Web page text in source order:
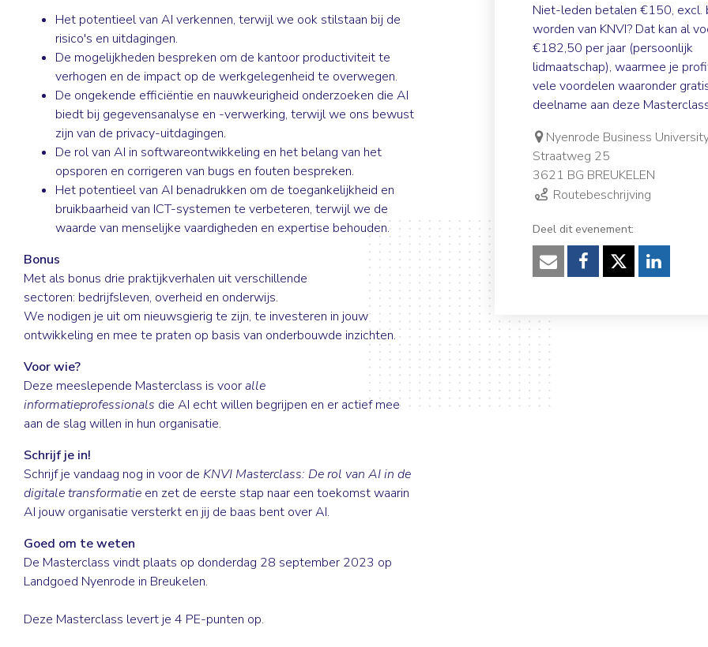
Het potentieel van AI verkennen, terwijl we ook stilstaan bij de
risico's en uitdagingen.
De mogelijkheden bespreken om de kantoor productiviteit te
verhogen en de impact op de werkgelegenheid te overwegen.
De ongekende efficiëntie en nauwkeurigheid onderzoeken die AI
biedt bij gegevensanalyse en -verwerking, terwijl we ons bewust
zijn van de privacy-uitdagingen.
De rol van AI in softwareontwikkeling en het belang van het
opsporen en corrigeren van bugs en fouten bespreken.
Het potentieel van AI benadrukken om de toegankelijkheid en
bruikbaarheid van ICT-systemen te verbeteren, terwijl we de
waarde van menselijke vaardigheden en expertise behouden.
Bonus
Met als bonus drie praktijkverhalen uit verschillende
sectoren: bedrijfsleven, overheid en onderwijs.
We nodigen je uit om nieuwsgierig te zijn, te investeren in jouw
ontwikkeling en mee te praten op basis van onderbouwde inzichten.
Voor wie?
Deze meeslepende Masterclass is vooralle
informatieprofessionals die AI echt willen begrijpen en er actief mee
aan de slag willen in hun organisatie.
Schrijf je in!
Schrijf je vandaag nog in voor de KNVI Masterclass: De rol van AI in de
digitale transformatie en zet de eerste stap naar een toekomst waarin
AI jouw organisatie versterkt en jij de baas bent over AI.
Goed om te weten
De Masterclass vindt plaats op donderdag 28 september 2023 op
Landgoed Nyenrode in Breukelen.
Deze Masterclass levert je 4 PE-punten op.
Niet-leden betalen €150,
worden van KNVI? Dat kan al
€182,50 per jaar (persoonlijk
lidmaatschap), waarmee je
vele voordelen waaronder
deelname aan deze
Nyenrode Business
Straatweg 25
3621 BG BREUKELEN
Routebeschrijving
Deel dit evenement:
Verzenden
Facebook
Twitter